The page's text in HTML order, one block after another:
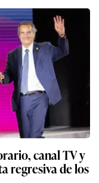
canal TV y
regresiva de los